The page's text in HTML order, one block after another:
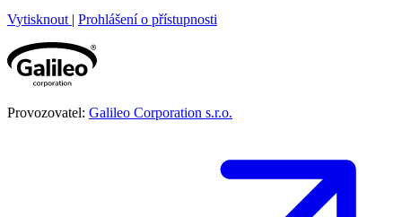
Vytisknout | Prohlášení o přístupnosti
Provozovatel: Galileo Corporation s.r.o.